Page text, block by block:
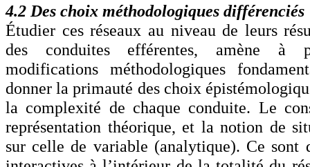
4.2 Des choix méthodologiques différenciés
Étudier ces réseaux au niveau de leurs
des conduites efférentes, amène à
modifications méthodologiques
donner la primauté des choix
la complexité de chaque conduite. Le
représentation théorique, et la notion de
sur celle de variable (analytique). Ce sont